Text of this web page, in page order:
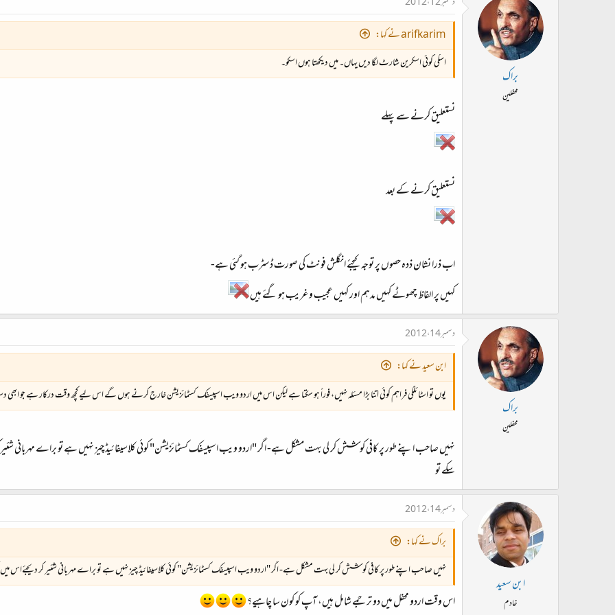
براک
محفلین
arifkarim نے کہا:
اسکی کوئی اسکرین شارٹ لگا دیں یہاں۔ میں دیکھتا ہوں اسکو۔
نستعلیق کرنے سے پہلے
نستعلیق کرنے کے بعد
اب ذرا نشان ذدہ حصوں پر توجہ کیجئے انگلش فونٹ کی صورت ڈسٹرب ہو گئی ہے-
کہیں پر الفاظ چھوٹے کہیں مدہم اور کہیں عجیب و غریب ہو گئے ہیں
براک
محفلین
دسمبر 14، 2012
ابن سعید نے کہا:
یوں تو اسٹائلکی فراہم کوئی اتنا بڑا مسئلہ نہیں، فوراً ہو سکتا ہے لیکن اس میں اردو ویب اسپیسفک کسٹمائزیشن خارج کرنے ہوں گے اس لیے کچھ وقت درکار ہے جو
نہیں صاحب اپنے طور پر کافی کوشش کر لی بہت مشکل ہے- اگر "اردو ویب اسپیسفک کسٹمائزیشن" کوئی کلاسیفائیڈ چیز نہیں ہے تو براے مہربانی شئیر کر
سکے تو
ابن سعید
خادم
دسمبر 14، 2012
براک نے کہا:
نہیں صاحب اپنے طور پر کافی کوشش کر لی بہت مشکل ہے- اگر "اردو ویب اسپیسفک کسٹمائزیشن" کوئی کلاسیفائیڈ چیز نہیں ہے تو براے مہربانی شئیر کر دیجئےاس میں کچھ
اس وقت اردو محفل میں دو ترجمے شامل ہیں، آپ کو کون سا چاہیے؟